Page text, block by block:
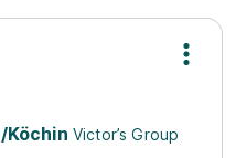
Köchin Victor’s Group